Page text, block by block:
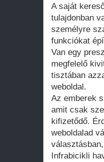
A saját
tulajdonban
személyre
funkciókat
Van egy
megfelelő
tisztában
weboldal.
Az emberek
amit csak
kifizetődő.
weboldalad
Infrabicikli